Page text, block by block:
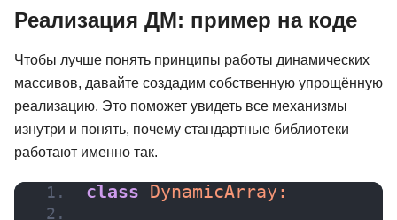
Реализация ДМ: пример на коде
Чтобы лучше понять принципы работы динамических
массивов, давайте создадим собственную упрощённую
реализацию. Это поможет увидеть все механизмы
изнутри и понять, почему стандартные библиотеки
работают именно так.
class DynamicArray: